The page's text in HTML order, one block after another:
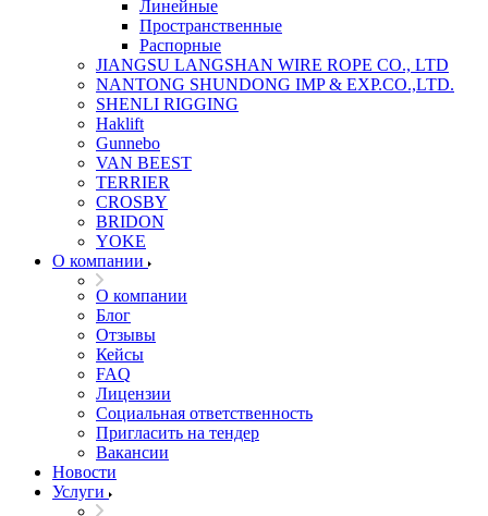
Линейные
Пространственные
Распорные
JIANGSU LANGSHAN WIRE ROPE CO., LTD
NANTONG SHUNDONG IMP & EXP.CO.,LTD.
SHENLI RIGGING
Haklift
Gunnebo
VAN BEEST
TERRIER
CROSBY
BRIDON
YOKE
О компании
О компании
Блог
Отзывы
Кейсы
FAQ
Лицензии
Социальная ответственность
Пригласить на тендер
Вакансии
Новости
Услуги